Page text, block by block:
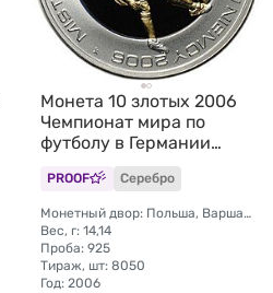
Монета 10 злотых 2006
Чемпионат мира по
футболу в Германии
PROOF Серебро
Монетный двор: Польша, Варшава
Вес, г: 14,14
Проба: 925
Тираж, шт: 8050
Год: 2006